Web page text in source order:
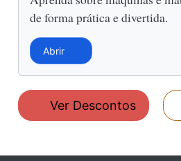
de forma prática e divertida.
Abrir
Ver Descontos